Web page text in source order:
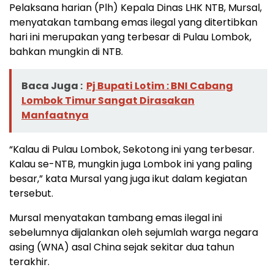
Pelaksana harian (Plh) Kepala Dinas LHK NTB, Mursal,
menyatakan tambang emas ilegal yang ditertibkan
hari ini merupakan yang terbesar di Pulau Lombok,
bahkan mungkin di NTB.
Baca Juga : Pj Bupati Lotim : BNI Cabang
Lombok Timur Sangat Dirasakan
Manfaatnya
“Kalau di Pulau Lombok, Sekotong ini yang terbesar.
Kalau se-NTB, mungkin juga Lombok ini yang paling
besar,” kata Mursal yang juga ikut dalam kegiatan
tersebut.
Mursal menyatakan tambang emas ilegal ini
sebelumnya dijalankan oleh sejumlah warga negara
asing (WNA) asal China sejak sekitar dua tahun
terakhir.